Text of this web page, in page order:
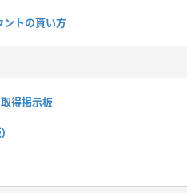
トの貰い方
得掲示板